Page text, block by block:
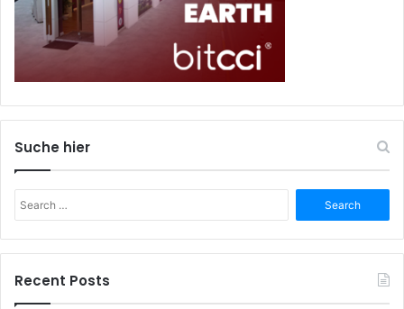
Suche hier
for:
Recent Posts